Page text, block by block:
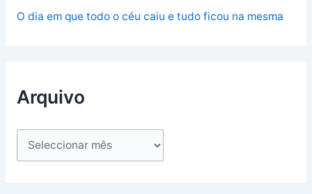
O dia em que todo o céu caiu e tudo ficou na mesma
Arquivo